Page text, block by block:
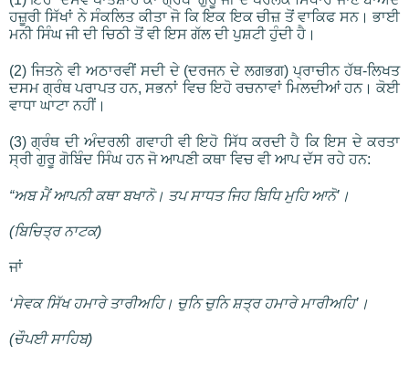
ਹਜ਼ੂਰੀ ਸਿੱਖਾਂ ਨੇ ਸੰਕਲਿਤ ਕੀਤਾ ਜੋ ਕਿ ਇਕ ਇਕ ਚੀਜ਼ ਤੋਂ ਵਾਕਿਫ ਸਨ। ਭਾਈ
ਮਨੀ ਸਿੰਘ ਜੀ ਦੀ ਚਿਠੀ ਤੋਂ ਵੀ ਇਸ ਗੱਲ ਦੀ ਪੁਸ਼ਟੀ ਹੁੰਦੀ ਹੈ।
(2) ਜਿਤਨੇ ਵੀ ਅਠਾਰਵੀਂ ਸਦੀ ਦੇ (ਦਰਜਨ ਦੇ ਲਗਭਗ) ਪ੍ਰਾਚੀਨ ਹੱਥ-ਲਿਖਤ
ਦਸਮ ਗ੍ਰੰਥ ਪਰਾਪਤ ਹਨ, ਸਭਨਾਂ ਵਿਚ ਇਹੋ ਰਚਨਾਵਾਂ ਮਿਲਦੀਆਂ ਹਨ। ਕੋਈ
ਵਾਧਾ ਘਾਟਾ ਨਹੀਂ।
(3) ਗ੍ਰੰਥ ਦੀ ਅੰਦਰਲੀ ਗਵਾਹੀ ਵੀ ਇਹੋ ਸਿੱਧ ਕਰਦੀ ਹੈ ਕਿ ਇਸ ਦੇ ਕਰਤਾ
ਸ੍ਰੀ ਗੁਰੂ ਗੋਬਿੰਦ ਸਿੰਘ ਹਨ ਜੋ ਆਪਣੀ ਕਥਾ ਵਿਚ ਵੀ ਆਪ ਦੱਸ ਰਹੇ ਹਨ:
“ਅਬ ਮੈਂ ਆਪਨੀ ਕਥਾ ਬਖਾਨੋ। ਤਪ ਸਾਧਤ ਜਿਹ ਬਿਧਿ ਮੁਹਿ ਆਨੋ’।
(ਬਿਚਿਤ੍ਰ ਨਾਟਕ)
ਜਾਂ
‘ਸੇਵਕ ਸਿੱਖ ਹਮਾਰੇ ਤਾਰੀਅਹਿ। ਚੁਨਿ ਚੁਨਿ ਸ਼ਤ੍ਰ ਹਮਾਰੇ ਮਾਰੀਅਹਿ’।
(ਚੌਪਈ ਸਾਹਿਬ)